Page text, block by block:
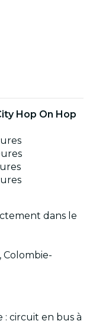
Hop On Hop
dans le
Colombie-
circuit en bus à